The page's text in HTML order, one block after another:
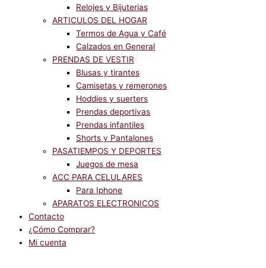
Relojes y Bijuterias
ARTICULOS DEL HOGAR
Termos de Agua y Café
Calzados en General
PRENDAS DE VESTIR
Blusas y tirantes
Camisetas y remerones
Hoddies y suerters
Prendas deportivas
Prendas infantiles
Shorts y Pantalones
PASATIEMPOS Y DEPORTES
Juegos de mesa
ACC PARA CELULARES
Para Iphone
APARATOS ELECTRONICOS
Contacto
¿Cómo Comprar?
Mi cuenta